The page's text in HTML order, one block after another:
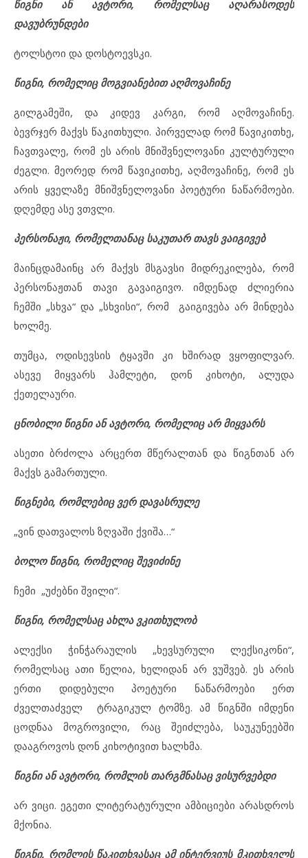
წიგნი ან ავტორი, რომელსაც აღარასოდეს
დავუბრუნდები
ტოლსტოი და დოსტოევსკი.
წიგნი, რომელიც მოგვიანებით აღმოვაჩინე
გილგამეში, და კიდევ კარგი, რომ აღმოვაჩინე.
ბევრჯერ მაქვს წაკითხული. პირველად რომ წავიკითხე,
ჩავთვალე, რომ ეს არის მნიშვნელოვანი კულტურული
ძეგლი. მეორედ რომ წავიკითხე, აღმოვაჩინე, რომ ეს
არის ყველაზე მნიშვნელოვანი პოეტური ნაწარმოები.
დღემდე ასე ვთვლი.
პერსონაჟი, რომელთანაც საკუთარ თავს ვაიგივებ
მაინცდამაინც არ მაქვს მსგავსი მიდრეკილება, რომ
პერსონაჟთან თავი გავაიგივო. იმდენად ძლიერია
ჩემში „სხვა“ და „სხვისი“, რომ გაიგივება არ მინდება
ხოლმე.
თუმცა, ოდისევსის ტყავში კი ხშირად ვყოფილვარ.
ასევე მიყვარს ჰამლეტი, დონ კიხოტი, ალუდა
ქეთელაური.
ცნობილი წიგნი ან ავტორი, რომელიც არ მიყვარს
ასეთი ბრძოლა არცერთ მწერალთან და წიგნთან არ
მაქვს გამართული.
წიგნები, რომლებიც ვერ დავასრულე
„ვინ დათვალოს ზღვაში ქვიშა…“
ბოლო წიგნი, რომელიც შევიძინე
ჩემი „უძებნი შვილი“.
წიგნი, რომელსაც ახლა ვკითხულობ
ალექსი ჭინჭარაულის „ხევსურული ლექსიკონი“,
რომელსაც ათი წელია, ხელიდან არ ვუშვებ. ეს არის
ერთი დიდებული პოეტური ნაწარმოები ერთ
ძველთაძველ ტრაგიკულ ტომზე. ამ წიგნში იმდენი
ცოდნაა მოგროვილი, რაც შეიძლება, საუკუნეებში
დააგროვოს დონ კიხოტივით ხალხმა.
წიგნი ან ავტორი, რომლის თარგმნასაც ვისურვებდი
არ ვიცი. ეგეთი ლიტერატურული ამბიციები არასდროს
მქონია.
წიგნი, რომლის წაკითხვასაც ამ ინტერვიუს მკითხველს